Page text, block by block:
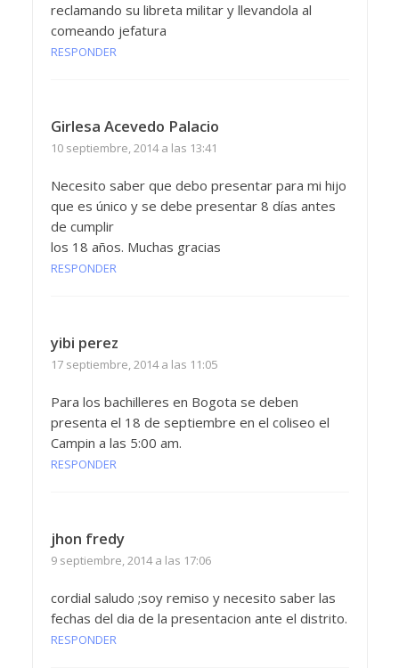
reclamando su libreta militar y llevandola al
comeando jefatura
RESPONDER
Girlesa Acevedo Palacio
10 septiembre, 2014 a las 13:41
Necesito saber que debo presentar para mi hijo
que es único y se debe presentar 8 días antes
de cumplir
los 18 años. Muchas gracias
RESPONDER
yibi perez
17 septiembre, 2014 a las 11:05
Para los bachilleres en Bogota se deben
presenta el 18 de septiembre en el coliseo el
Campin a las 5:00 am.
RESPONDER
jhon fredy
9 septiembre, 2014 a las 17:06
cordial saludo ;soy remiso y necesito saber las
fechas del dia de la presentacion ante el distrito.
RESPONDER